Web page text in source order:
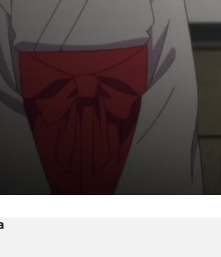
templo Amagami